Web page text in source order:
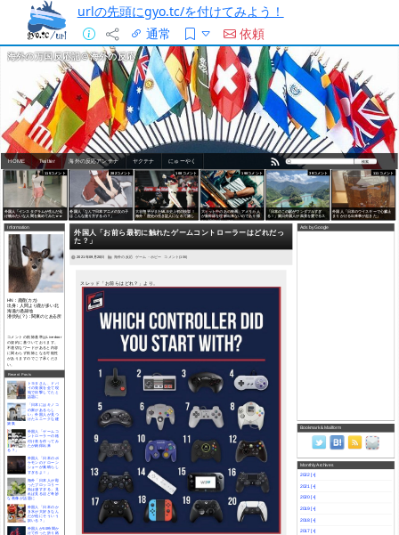
urlの先頭にgyo.tc/を付けてみよう！
通常
依頼